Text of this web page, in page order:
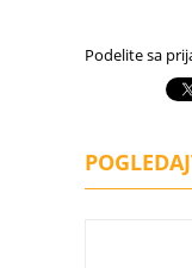
Podelite sa